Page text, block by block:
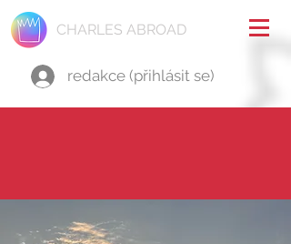
CHARLES ABROAD
redakce (přihlásit se)